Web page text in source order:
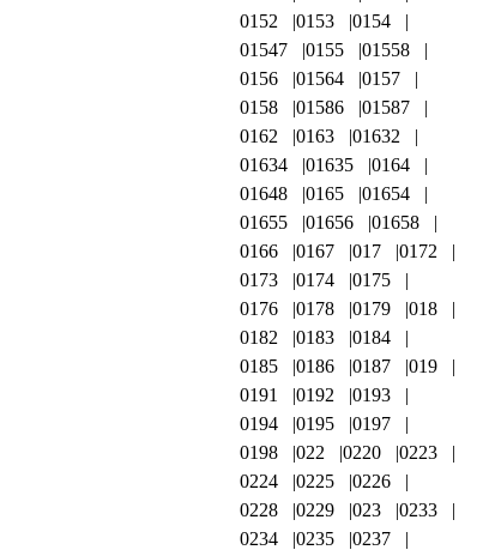
0152
0153
0154
01547
0155
01558
0156
01564
0157
0158
01586
01587
0162
0163
01632
01634
01635
0164
01648
0165
01654
01655
01656
01658
0166
0167 017
0172
0173
0174
0175
0176
0178 0179
018
0182
0183
0184
0185
0186 0187
019
0191
0192
0193
0194
0195
0197
0198
022 0220
0223
0224
0225
0226
0228
0229 023
0233
0234
0235
0237